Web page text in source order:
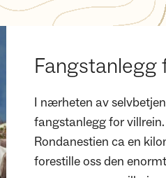
Fangstanlegg
I nærheten av
fangstanlegg for
Rondanestien ca en
forestille oss den